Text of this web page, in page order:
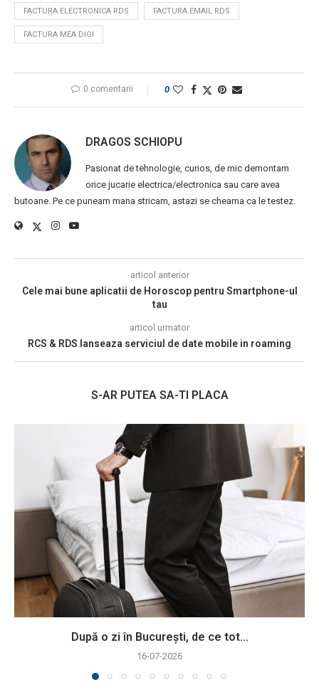
FACTURA ELECTRONICA RDS FACTURA EMAIL RDS
FACTURA MEA DIGI
0 comentarii 0
DRAGOS SCHIOPU
Pasionat de tehnologie, curios, de mic demontam
orice jucarie electrica/electronica sau care avea
butoane. Pe ce puneam mana stricam, astazi se cheama ca le testez.
articol anterior
Cele mai bune aplicatii de Horoscop pentru Smartphone-ul
tau
articol urmator
RCS & RDS lanseaza serviciul de date mobile in roaming
S-AR PUTEA SA-TI PLACA
După o zi în București, de ce tot...
16-07-2026